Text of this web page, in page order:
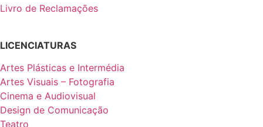
Livro de Reclamações
LICENCIATURAS
Artes Plásticas e Intermédia
Artes Visuais – Fotografia
Cinema e Audiovisual
Design de Comunicação
Teatro